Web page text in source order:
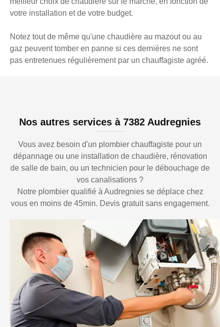
votre installation et de votre budget.
Notez tout de même qu'une chaudière au mazout ou au
gaz peuvent tomber en panne si ces dernières ne sont
pas entretenues régulièrement par un chauffagiste agréé.
Nos autres services à 7382 Audregnies
Vous avez besoin d'un plombier chauffagiste pour un
dépannage ou une installation de chaudière, rénovation
de salle de bain, ou un technicien pour le débouchage de
vos canalisations ?
Notre plombier qualifié à Audregnies se déplace chez
vous en moins de 45min. Devis gratuit sans engagement.